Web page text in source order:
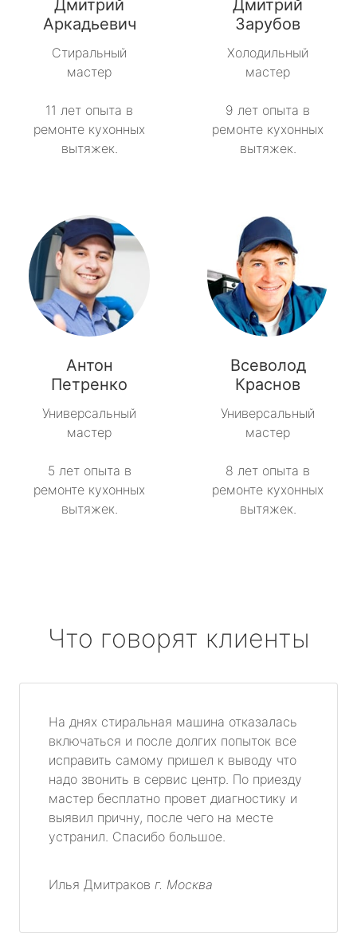
Дмитрий
Аркадьевич
Стиральный
мастер
11 лет опыта в
ремонте кухонных
вытяжек.
Дмитрий
Зарубов
Холодильный
мастер
9 лет опыта в
ремонте кухонных
вытяжек.
Антон
Петренко
Универсальный
мастер
5 лет опыта в
ремонте кухонных
вытяжек.
Всеволод
Краснов
Универсальный
мастер
8 лет опыта в
ремонте кухонных
вытяжек.
Что говорят клиенты
На днях стиральная машина отказалась
включаться и после долгих попыток все
исправить самому пришел к выводу что
надо звонить в сервис центр. По приезду
мастер бесплатно провет диагностику и
выявил причну, после чего на месте
устранил. Спасибо большое.
Илья Дмитраков г. Москва